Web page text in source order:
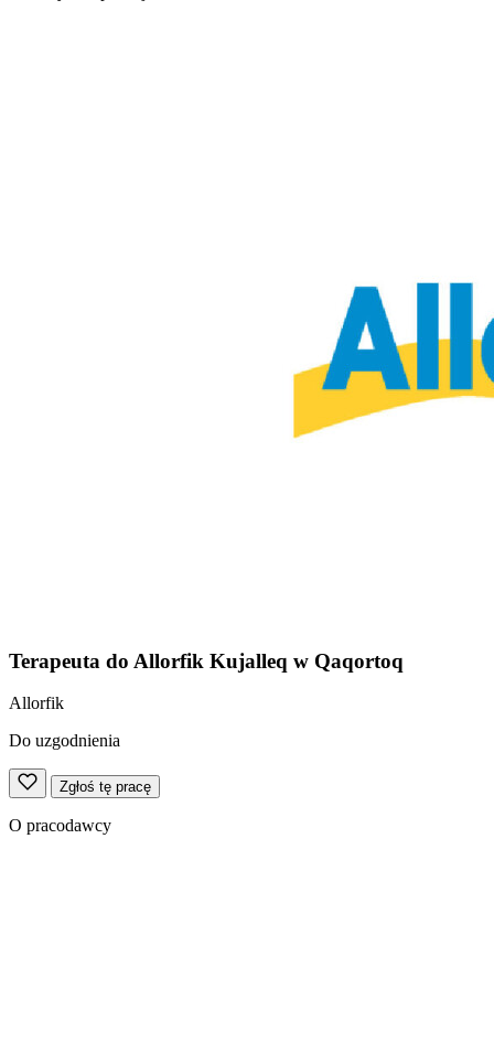
Terapeuta do Allorfik Kujalleq w Qaqortoq
Allorfik
Do uzgodnienia
Zgłoś tę pracę
O pracodawcy